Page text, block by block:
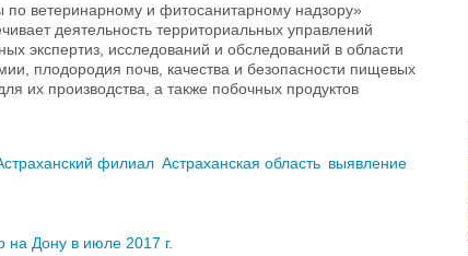
ветеринарному и фитосанитарному надзору»
деятельность территориальных управлений
экспертиз, исследований и обследований в области
плодородия почв, качества и безопасности пищевых
их производства, а также побочных продуктов
филиал Астраханская область выявление
на Дону в июле 2017 г.